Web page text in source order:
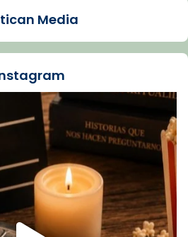
depressió. Fa gairebé
Lluís Companys, la
comp
Vatican
es/iglesia/news/2026-
depresion-papa-viaje-
Media